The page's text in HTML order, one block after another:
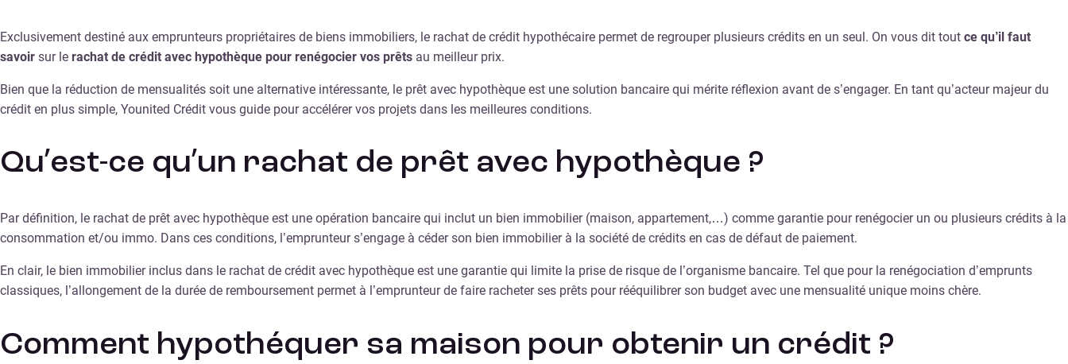
Exclusivement destiné aux emprunteurs propriétaires de biens immobiliers, le rachat de crédit hypothécaire permet de regrouper plusieurs crédits en un seul. On vous dit tout ce qu’il faut
savoir sur le rachat de crédit avec hypothèque pour renégocier vos prêts au meilleur prix.
Bien que la réduction de mensualités soit une alternative intéressante, le prêt avec hypothèque est une solution bancaire qui mérite réflexion avant de s’engager. En tant qu’acteur majeur du
crédit en plus simple, Younited Crédit vous guide pour accélérer vos projets dans les meilleures conditions.
Qu’est-ce qu’un rachat de prêt avec hypothèque ?
Par définition, le rachat de prêt avec hypothèque est une opération bancaire qui inclut un bien immobilier (maison, appartement,…) comme garantie pour renégocier un ou plusieurs crédits à la
consommation et/ou immo. Dans ces conditions, l’emprunteur s’engage à céder son bien immobilier à la société de crédits en cas de défaut de paiement.
En clair, le bien immobilier inclus dans le rachat de crédit avec hypothèque est une garantie qui limite la prise de risque de l’organisme bancaire. Tel que pour la renégociation d’emprunts
classiques, l’allongement de la durée de remboursement permet à l’emprunteur de faire racheter ses prêts pour rééquilibrer son budget avec une mensualité unique moins chère.
Comment hypothéquer sa maison pour obtenir un crédit ?